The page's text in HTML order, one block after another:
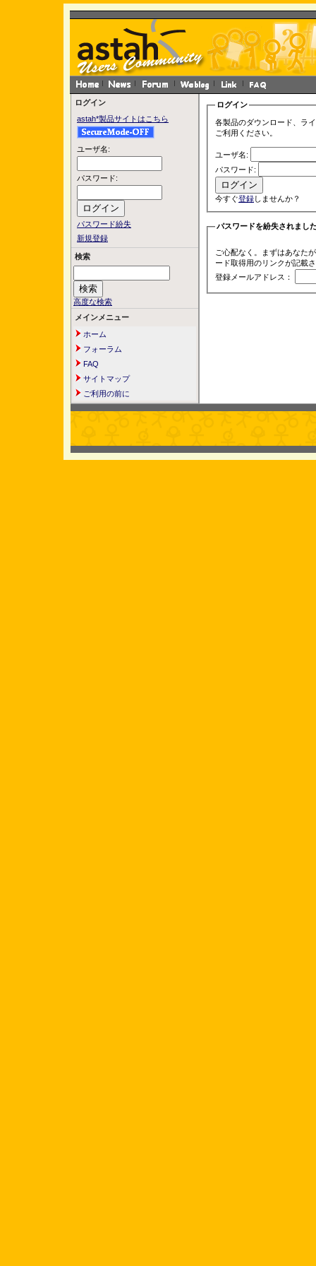
ログイン
astah*製品サイトはこちら
ユーザ名:
パスワード:
パスワード紛失
新規登録
検索
高度な検索
メインメニュー
ホーム
フォーラム
FAQ
サイトマップ
ご利用の前に
ログイン
各製品のダウンロード、ラ
ご利用ください。
ユーザ名:
パスワード:
今すぐ登録しませんか？
パスワードを紛失されまし
ご心配なく。まずはあなた
ード取得用のリンクが記載
登録メールアドレス：